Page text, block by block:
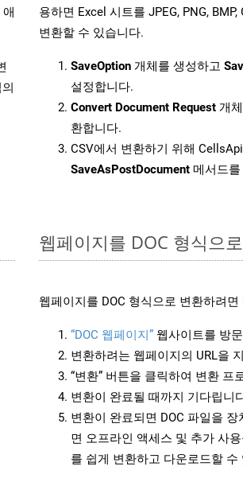
용하면 Excel 시트를 JPEG, PNG,
변환할 수 있습니다.
SaveOption 개체를 생성하고
설정합니다.
Convert Document Request 개
환합니다.
CSV에서 변환하기 위해
SaveAsPostDocument 메서드
웹페이지를 DOC 형식으
웹페이지를 DOC 형식으로 변환하려
“DOC 웹페이지” 웹사이트를 방
변환하려는 웹페이지의 URL을
“변환” 버튼을 클릭하여 변환 프
변환이 완료될 때까지 기다립니
변환이 완료되면 DOC 파일을
면 오프라인 액세스 및 추가 사
를 쉽게 변환하고 다운로드할 수